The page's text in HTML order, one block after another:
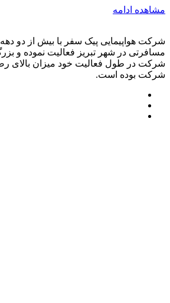
مشاهده ادامه
شرکت هواپیمایی پیک سفر با بیش از دو دهه
مسافرتی در شهر تبریز فعالیت نموده و
شرکت در طول فعالیت خود میزان بالای
شرکت بوده است.